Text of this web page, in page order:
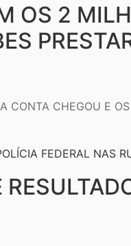
OS 2
CONTA CHEGOU E